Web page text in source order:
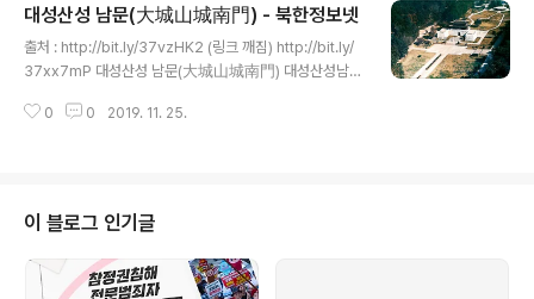
5년여 만에 대검찰청 산하에 꾸려진 검찰 ‘세월호 참사 특별수사단\' 단장을 맡
은 임관혁 수원지검 안산지청장이 11일 오후 서울 서초동 서울중앙지검 소회의
실에서 출범 각오와 입장 등을 밝히고 ..
대성산성 남문(大城山城南門) - 북한정보넷
출처 : http://bit.ly/37vzHK2 (링크 깨짐) http://bit.ly/
37xx7mP 대성산성 남문(大城山城南門) 대성산성남문
의 남문. 1978년 9월 옛 모습대로 복구되어 대성산의 풍치
축대 위에 세운 문루로 이루어졌다. 남문의 총높이는 19.5
m에 달한다. 남문의 축대와 적대는 다 같이 네모나게 다듬
은 화강석을 차곡차곡 포개여 쌓았다. 돌들은 세로방향으
로 통이음줄이 생기지 않도록 하면서 위로 올라갈수록 차
0 0 2019. 11. 25.
이 블로그 인기글